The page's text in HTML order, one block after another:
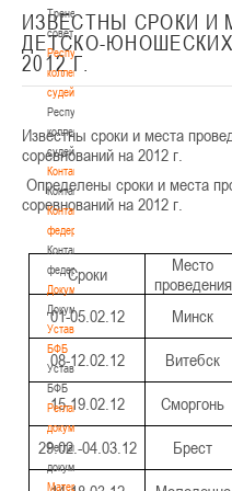
Тренерский
совет
Республиканская
коллегия
судей
Республиканская
коллегия
судей
Контакты
Контакты
Контакты
федерации
Контакты
федерации
Документы
Документы
Устав
БФБ
Устав
БФБ
Регламентирующие
документы
Регламентирующие
документы
Материалы
ИЗВЕСТНЫ СРОКИ И
ДЕТСКО-
2012 Г.
Известны сроки и места
соревнований на 2012 г.
Определены сроки и места
соревнований на 2012 г.
Сроки
Место
проведения
01-05.02.12 Минск
08-12.02.12 Витебск
15-19.02.12 Сморгонь
29.02.-04.03.12 Брест